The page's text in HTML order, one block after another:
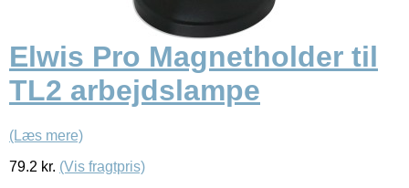
Elwis Pro Magnetholder til
TL2 arbejdslampe
(Læs mere)
79.2 kr. (Vis fragtpris)